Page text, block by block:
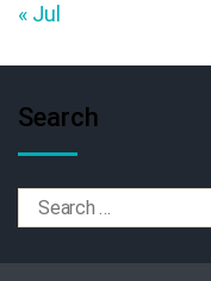
« Jul
Search